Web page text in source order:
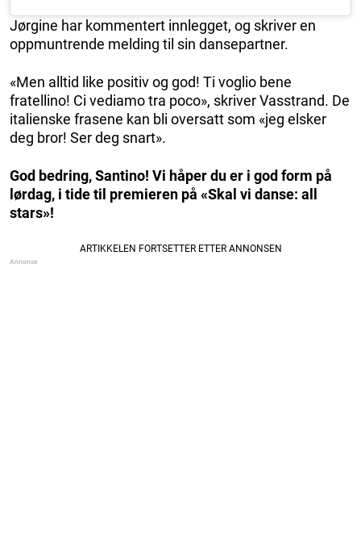
Jørgine har kommentert innlegget, og skriver en
oppmuntrende melding til sin dansepartner.
«Men alltid like positiv og god! Ti voglio bene
fratellino! Ci vediamo tra poco», skriver Vasstrand. De
italienske frasene kan bli oversatt som «jeg elsker
deg bror! Ser deg snart».
God bedring, Santino! Vi håper du er i god form på
lørdag, i tide til premieren på «Skal vi danse: all
stars»!